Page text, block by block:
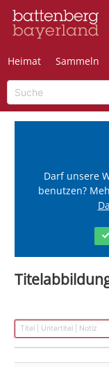
Heimat Sammeln
Darf unsere
benutzen?